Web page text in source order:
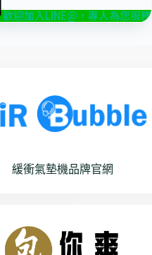
歡迎加入LINE@，專人為您服務
緩衝氣墊機品牌官網